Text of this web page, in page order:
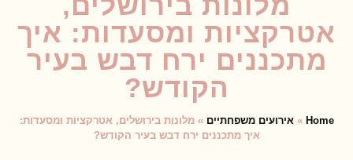
אטרקציות ומסעדות: איך
מתכננים ירח דבש בעיר
הקודש?
Home
»אירועים משפחתיים »מלונות בירושלים, אטרקציות ומסעדות:
איך מתכננים ירח דבש בעיר הקודש?